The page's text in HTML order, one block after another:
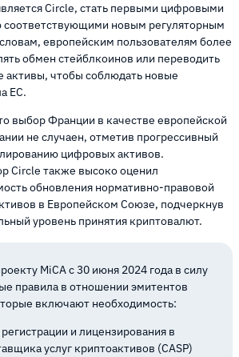
Circle, стать первыми цифровыми
соответствующими новым регуляторным
европейским пользователям более
обмен стейблкоинов или переводить
активы, чтобы соблюдать новые
ЕС.
выбор Франции в качестве европейской
не случаен, отметив прогрессивный
цифровых активов.
Circle также высоко оценил
обновления нормативно-правовой
в Европейском Союзе, подчеркнув
уровень принятия криптовалют.
MiCA с 30 июня 2024 года в силу
правила в отношении эмитентов
включают необходимость:
и лицензирования в
услуг криптоактивов (CASP)